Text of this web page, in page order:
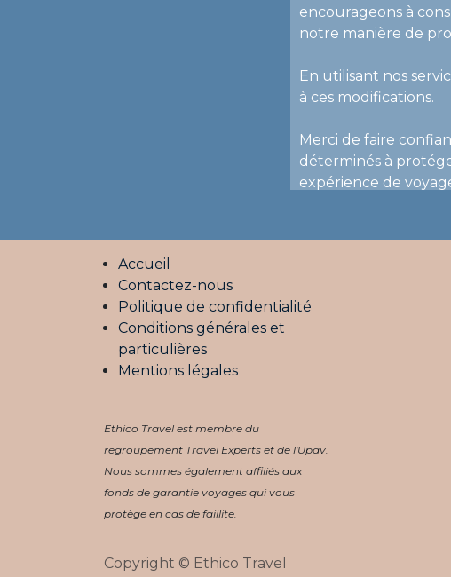
encourageons à
notre manière de
En utilisant nos
à ces modifications.
Merci de faire
déterminés à
expérience de
Accueil
Contactez-nous
Politique de confidentialité
Conditions générales et
particulières
Mentions légales
Ethico Travel est membre du
regroupement Travel Experts et de l'Upav.
Nous sommes également affiliés aux
fonds de garantie voyages qui vous
protège en cas de faillite.
Copyright © Ethico Travel